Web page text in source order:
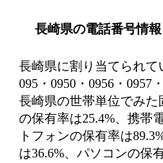
長崎県の電話番号情報
長崎県に割り当てられて
095・0950・0956・0957
長崎県の世帯単位でみた
の保有率は25.4%、携帯
トフォンの保有率は
は36.6%、パソコンの保